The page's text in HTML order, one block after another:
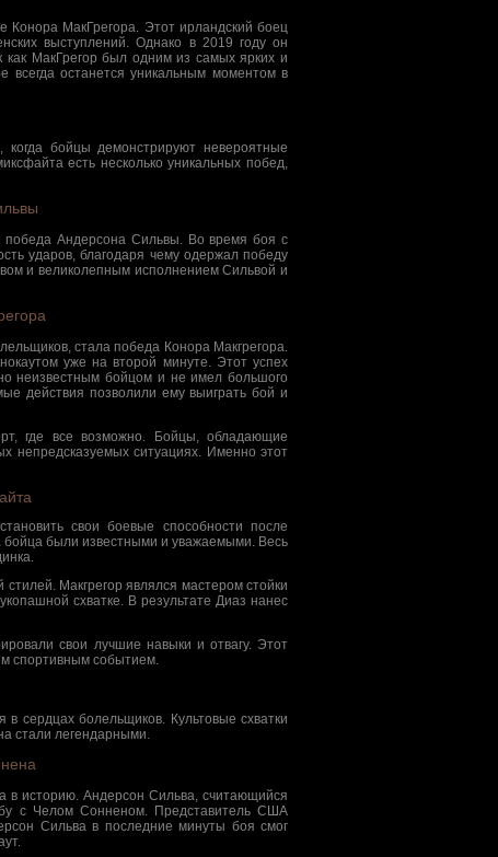
Конора МакГрегора. Этот ирландский боец
выступлений. Однако в 2019 году он
МакГрегор был одним из самых ярких и
всегда останется уникальным моментом в
бойцы демонстрируют невероятные
есть несколько уникальных побед,
Андерсона Сильвы. Во время боя с
ударов, благодаря чему одержал победу
и великолепным исполнением Сильвой и
стала победа Конора Макгрегора.
уже на второй минуте. Этот успех
неизвестным бойцом и не имел большого
действия позволили ему выиграть бой и
где все возможно. Бойцы, обладающие
непредсказуемых ситуациях. Именно этот
свои боевые способности после
бойца были известными и уважаемыми. Весь
Макгрегор являлся мастером стойки
схватке. В результате Диаз нанес
свои лучшие навыки и отвагу. Этот
спортивным событием.
сердцах болельщиков. Культовые схватки
стали легендарными.
в историю. Андерсон Сильва, считающийся
с Челом Сонненом. Представитель США
Сильва в последние минуты боя смог